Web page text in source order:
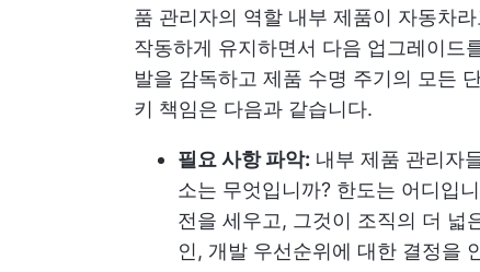
품 관리자의 역할 내부 제품이 자동차
작동하게 유지하면서 다음 업그레이드
발을 감독하고 제품 수명 주기의 모든
키 책임은 다음과 같습니다.
필요 사항 파악: 내부 제품 관리자
소는 무엇입니까? 한도는 어디입
전을 세우고, 그것이 조직의 더 넓
인, 개발 우선순위에 대한 결정을